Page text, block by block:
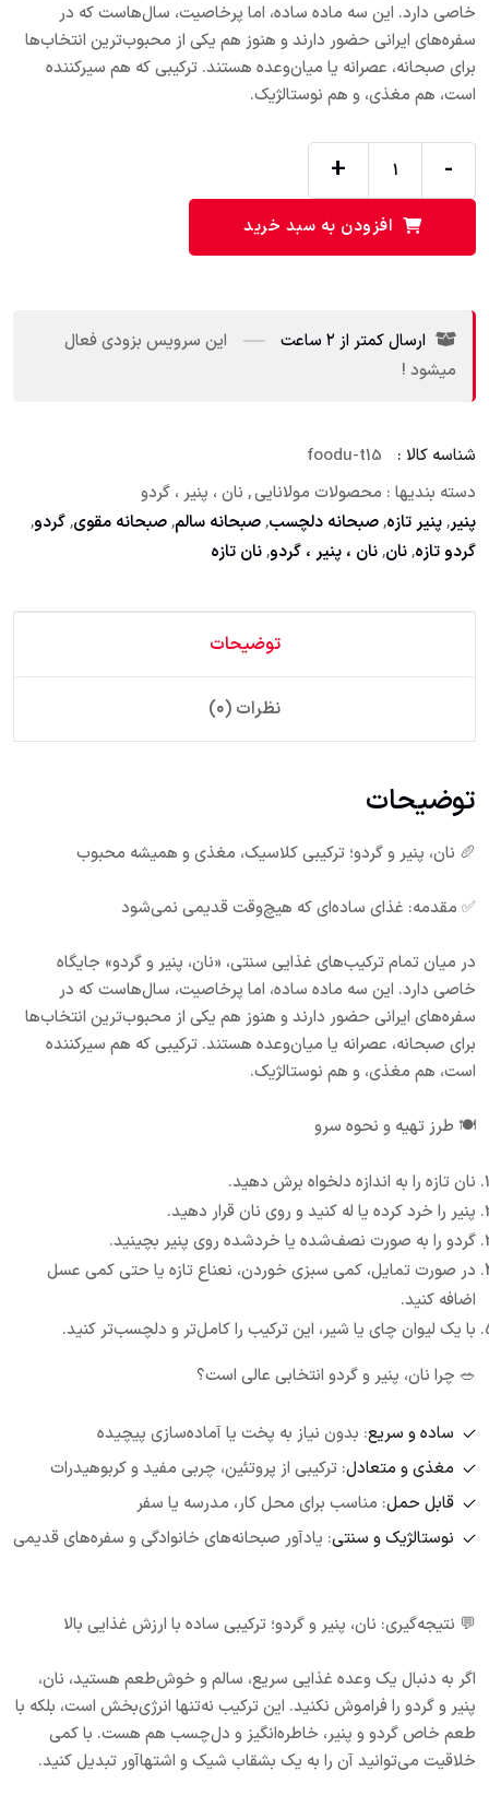
خاصی دارد. این سه ماده ساده، اما پرخاصیت، سال‌هاست که در
سفره‌های ایرانی حضور دارند و هنوز هم یکی از محبوب‌ترین انتخاب‌ها
برای صبحانه، عصرانه یا میان‌وعده هستند. ترکیبی که هم سیرکننده
است، هم مغذی، و هم نوستالژیک.
-
+
افزودن به سبد خرید
ارسال کمتر از ۲ ساعت
این سرویس بزودی فعال
میشود !
شناسه کالا :
دسته بندیها : محصولات مولانایی, نان ، پنیر ، گردو
پنیر,پنیر تازه,صبحانه دلچسب,صبحانه سالم,صبحانه مقوی,گردو,
گردو تازه,نان,نان ، پنیر ، گردو,نان تازه
توضیحات
نظرات (۰)
توضیحات
🥖 نان، پنیر و گردو؛ ترکیبی کلاسیک، مغذی و همیشه محبوب
✅ مقدمه: غذای ساده‌ای که هیچ‌وقت قدیمی نمی‌شود
در میان تمام ترکیب‌های غذایی سنتی، «نان، پنیر و گردو» جایگاه
خاصی دارد. این سه ماده ساده، اما پرخاصیت، سال‌هاست که در
سفره‌های ایرانی حضور دارند و هنوز هم یکی از محبوب‌ترین انتخاب‌ها
برای صبحانه، عصرانه یا میان‌وعده هستند. ترکیبی که هم سیرکننده
است، هم مغذی، و هم نوستالژیک.
🍽️ طرز تهیه و نحوه سرو
نان تازه را به اندازه دلخواه برش دهید.
پنیر را خرد کرده یا له کنید و روی نان قرار دهید.
گردو را به صورت نصف‌شده یا خردشده روی پنیر بچینید.
در صورت تمایل، کمی سبزی خوردن، نعناع تازه یا حتی کمی عسل
اضافه کنید.
با یک لیوان چای یا شیر، این ترکیب را کامل‌تر و دلچسب‌تر کنید.
🥗 چرا نان، پنیر و گردو انتخابی عالی است؟
ساده و سریع: بدون نیاز به پخت یا آماده‌سازی پیچیده
مغذی و متعادل: ترکیبی از پروتئین، چربی مفید و کربوهیدرات
قابل حمل: مناسب برای محل کار، مدرسه یا سفر
نوستالژیک و سنتی: یادآور صبحانه‌های خانوادگی و سفره‌های قدیمی
💬 نتیجه‌گیری: نان، پنیر و گردو؛ ترکیبی ساده با ارزش غذایی بالا
اگر به دنبال یک وعده غذایی سریع، سالم و خوش‌طعم هستید، نان،
پنیر و گردو را فراموش نکنید. این ترکیب نه‌تنها انرژی‌بخش است، بلکه با
طعم خاص گردو و پنیر، خاطره‌انگیز و دل‌چسب هم هست. با کمی
خلاقیت می‌توانید آن را به یک بشقاب شیک و اشتها‌آور تبدیل کنید.